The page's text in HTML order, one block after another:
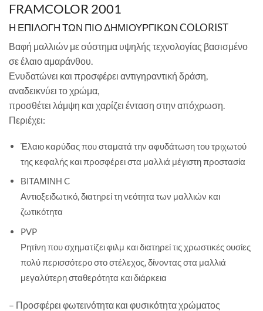
FRAMCOLOR 2001
Η ΕΠΙΛΟΓΗ ΤΩΝ ΠΙΟ ΔΗΜΙΟΥΡΓΙΚΩΝ COLORIST
Βαφή μαλλιών με σύστημα υψηλής τεχνολογίας βασισμένο
σε έλαιο αμαράνθου.
Ενυδατώνει και προσφέρει αντιγηραντική δράση,
αναδεικνύει το χρώμα,
προσθέτει λάμψη και χαρίζει ένταση στην απόχρωση.
Περιέχει:
Έλαιο καρύδας που σταματά την αφυδάτωση του τριχωτού
της κεφαλής και προσφέρει στα μαλλιά μέγιστη προστασία
ΒΙΤΑΜΙΝΗ C
Αντιοξειδωτικό, διατηρεί τη νεότητα των μαλλιών και
ζωτικότητα
PVP
Ρητίνη που σχηματίζει φιλμ και διατηρεί τις χρωστικές ουσίες
πολύ περισσότερο στο στέλεχος, δίνοντας στα μαλλιά
μεγαλύτερη σταθερότητα και διάρκεια
– Προσφέρει φωτεινότητα και φυσικότητα χρώματος